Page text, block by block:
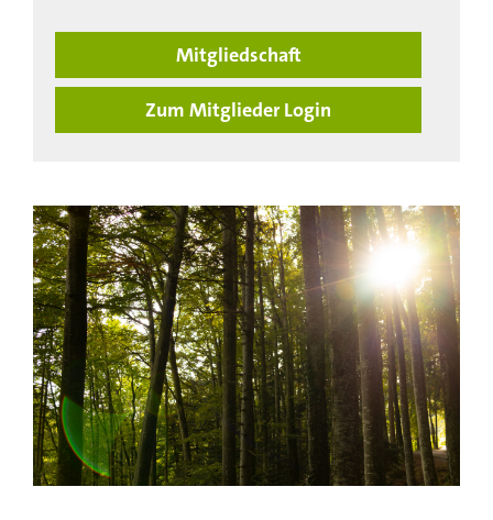
Mitgliedschaft
Zum Mitglieder Login